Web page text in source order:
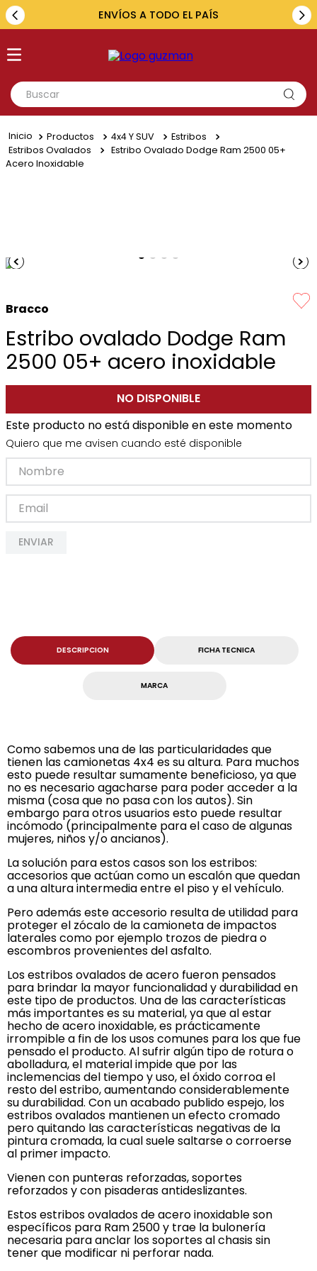
ENVÍOS A TODO EL PAÍS
Buscar
1.
toyota
Productos 4x4 Y SUV
Estribos
Estribos Ovalados
Estribo Ovalado Dodge Ram 2500 05+
Acero Inoxidable
Bracco
Estribo ovalado Dodge Ram
2500 05+ acero inoxidable
NO DISPONIBLE
Este producto no está disponible en este momento
Quiero que me avisen cuando esté disponible
ENVIAR
DESCRIPCION FICHA TECNICA
MARCA
Como sabemos una de las particularidades que
tienen las camionetas 4x4 es su altura. Para muchos
esto puede resultar sumamente beneficioso, ya que
no es necesario agacharse para poder acceder a la
misma (cosa que no pasa con los autos). Sin
embargo para otros usuarios esto puede resultar
incómodo (principalmente para el caso de algunas
mujeres, niños y/o ancianos).
La solución para estos casos son los estribos:
accesorios que actúan como un escalón que quedan
a una altura intermedia entre el piso y el vehículo.
Pero además este accesorio resulta de utilidad para
proteger el zócalo de la camioneta de impactos
laterales como por ejemplo trozos de piedra o
escombros provenientes del asfalto.
Los estribos ovalados de acero fueron pensados
para brindar la mayor funcionalidad y durabilidad en
este tipo de productos. Una de las características
más importantes es su material, ya que al estar
hecho de acero inoxidable, es prácticamente
irrompible a fin de los usos comunes para los que fue
pensado el producto. Al sufrir algún tipo de rotura o
abolladura, el material impide que por las
inclemencias del tiempo y uso, el óxido corroa el
resto del estribo, aumentando considerablemente
su durabilidad. Con un acabado publido espejo, los
estribos ovalados mantienen un efecto cromado
pero quitando las características negativas de la
pintura cromada, la cual suele saltarse o corroerse
al primer impacto.
Vienen con punteras reforzadas, soportes
reforzados y con pisaderas antideslizantes.
Estos estribos ovalados de acero inoxidable son
específicos para Ram 2500 y trae la bulonería
necesaria para anclar los soportes al chasis sin
tener que modificar ni perforar nada.